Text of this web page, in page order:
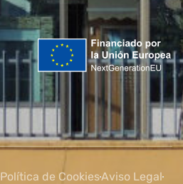
Política de CookiesAviso Legal